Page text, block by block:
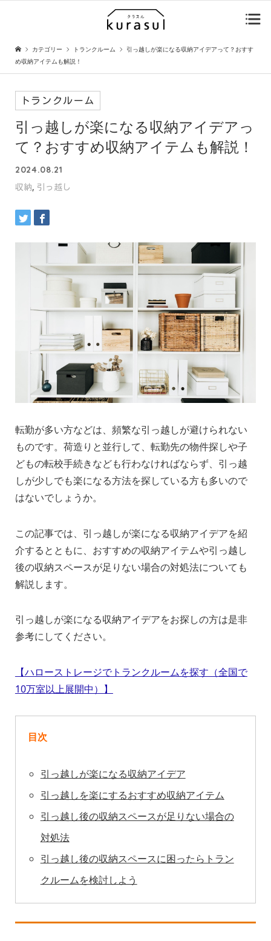
カテゴリー トランクルーム
引っ越しが楽になる収納アイデアって？おすす
め収納アイテムも解説！
トランクルーム
引っ越しが楽になる収納アイデアっ
て？おすすめ収納アイテムも解説！
2024.08.21
収納, 引っ越し
転勤が多い方などは、頻繁な引っ越しが避けられない
ものです。荷造りと並行して、転勤先の物件探しや子
どもの転校手続きなども行わなければならず、引っ越
しが少しでも楽になる方法を探している方も多いので
はないでしょうか。
この記事では、引っ越しが楽になる収納アイデアを紹
介するとともに、おすすめの収納アイテムや引っ越し
後の収納スペースが足りない場合の対処法についても
解説します。
引っ越しが楽になる収納アイデアをお探しの方は是非
参考にしてください。
【ハローストレージでトランクルームを探す（全国で
10万室以上展開中）】
目次
引っ越しが楽になる収納アイデア
引っ越しを楽にするおすすめ収納アイテム
引っ越し後の収納スペースが足りない場合の
対処法
引っ越し後の収納スペースに困ったらトラン
クルームを検討しよう